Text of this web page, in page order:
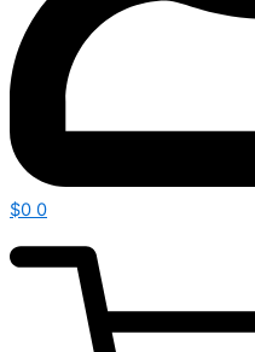
$0 0